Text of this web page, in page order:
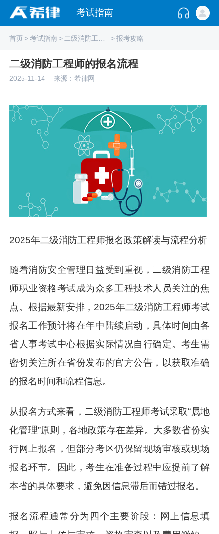
考试指南
首页>考试指南> > 报考攻略
二级消防工程师的报名流程
2025-11-14 来源：希律网
2025年二级消防工程师报名政策解读与流程分析
随着消防安全管理日益受到重视，二级消防工程
师职业资格考试成为众多工程技术人员关注的焦
点。根据最新安排，2025年二级消防工程师考试
报名工作预计将在年中陆续启动，具体时间由各
省人事考试中心根据实际情况自行确定。考生需
密切关注所在省份发布的官方公告，以获取准确
的报名时间和流程信息。
从报名方式来看，二级消防工程师考试采取“属地
化管理”原则，各地政策存在差异。大多数省份实
行网上报名，但部分考区仍保留现场审核或现场
报名环节。因此，考生在准备过程中应提前了解
本省的具体要求，避免因信息滞后而错过报名。
报名流程通常分为四个主要阶段：网上信息填